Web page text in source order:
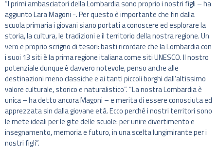
“I primi ambasciatori della Lombardia sono proprio i nostri figli – ha
aggiunto Lara Magoni -. Per questo è importante che fin dalla
scuola primaria i giovani siano portati a conoscere ed esplorare la
storia, la cultura, le tradizioni e il territorio della nostra regione. Un
vero e proprio scrigno di tesori: basti ricordare che la Lombardia con
i suoi 13 siti è la prima regione italiana come siti UNESCO. Il nostro
potenziale dunque è davvero notevole, penso anche alle
destinazioni meno classiche e ai tanti piccoli borghi dall’altissimo
valore culturale, storico e naturalistico”. “La nostra Lombardia è
unica – ha detto ancora Magoni – e merita di essere conosciuta ed
apprezzata sin dalla giovane età. Ecco perché i nostri territori sono
le mete ideali per le gite delle scuole: per unire divertimento e
insegnamento, memoria e futuro, in una scelta lungimirante per i
nostri figli”.